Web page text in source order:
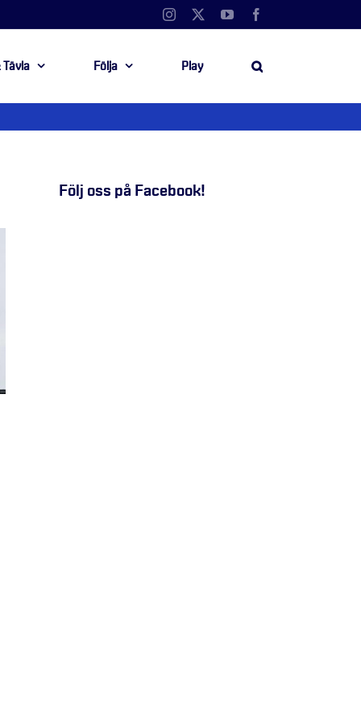
Instagram YouTube
Tävla Följa Play
Följ oss på Facebook!